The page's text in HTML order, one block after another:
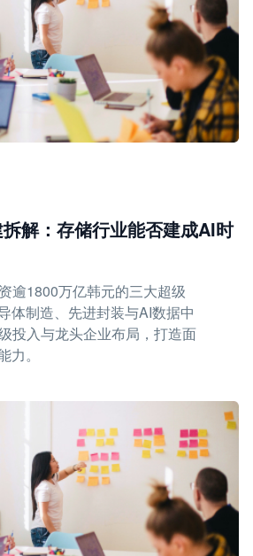
解：存储行业能否建成AI时
逾1800万亿韩元的三大超级
体制造、先进封装与AI数据中
投入与龙头企业布局，打造面
。